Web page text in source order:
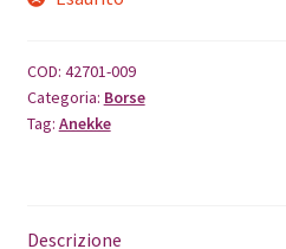
COD: 42701-009
Categoria: Borse
Tag: Anekke
Descrizione